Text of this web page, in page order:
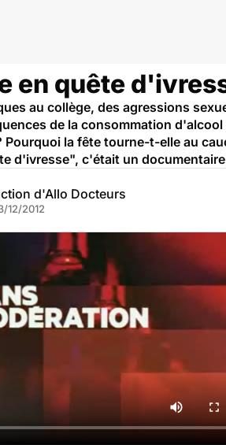
en quête
au collège, des agressions
de la consommation
Pourquoi la fête tourne-t-elle au
d'ivresse", c'était un
d'Allo Docteurs
12/2012